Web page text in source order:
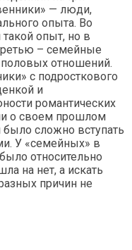
— люди,
опыта. Во
опыт, но в
– семейные
отношений.
с подросткового
и
романтических
о своем прошлом
сложно вступать
У «семейных» в
относительно
на нет, а искать
причин не